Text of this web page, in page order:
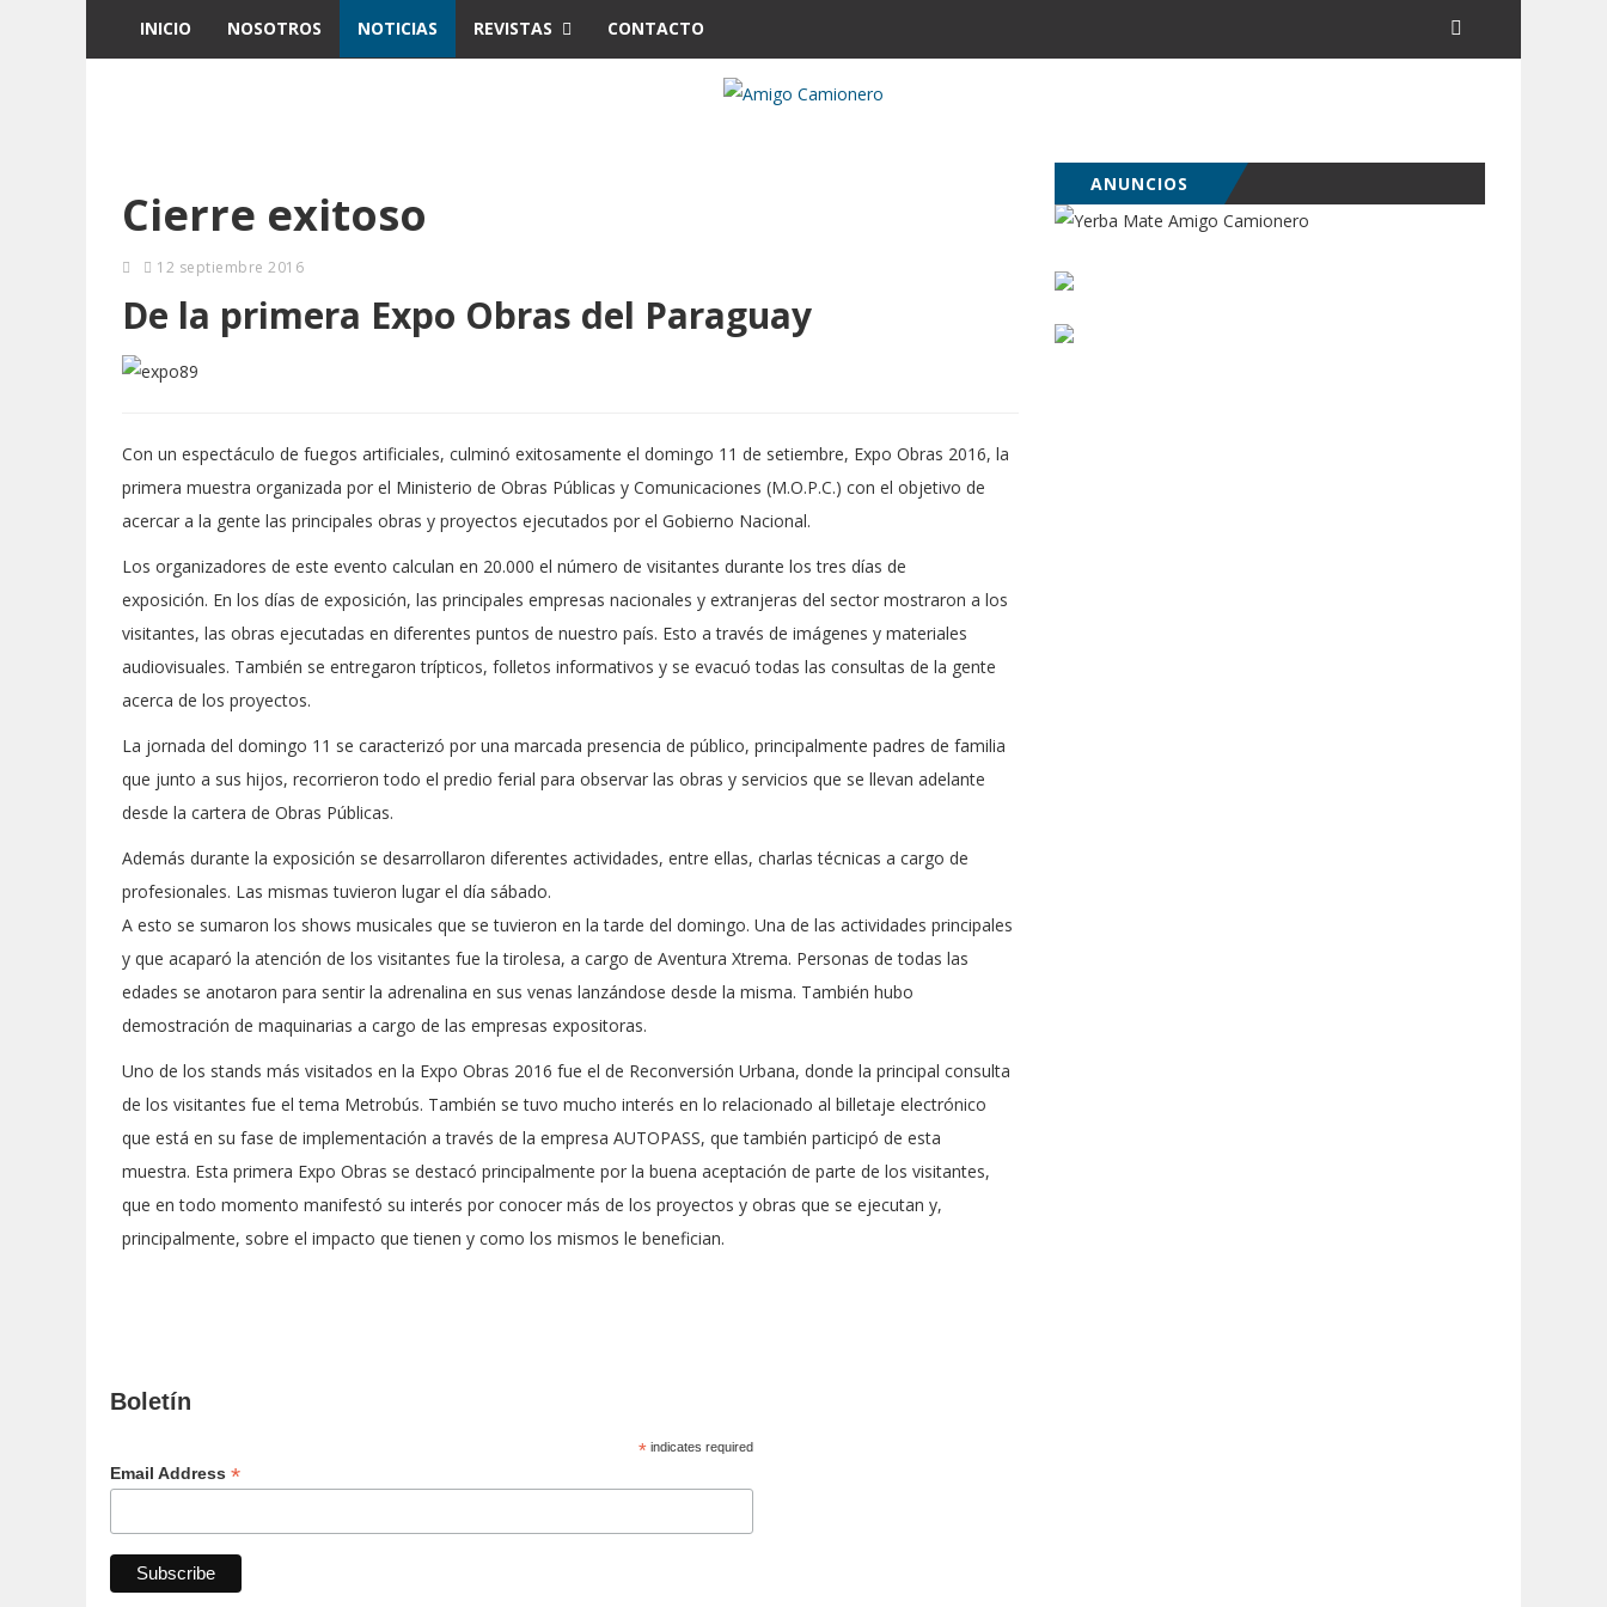
INICIO NOSOTROS NOTICIAS REVISTAS CONTACTO
Cierre exitoso
12 septiembre 2016
De la primera Expo Obras del Paraguay
Con un espectáculo de fuegos artificiales, culminó exitosamente el domingo 11 de setiembre, Expo Obras 2016, la
primera muestra organizada por el Ministerio de Obras Públicas y Comunicaciones (M.O.P.C.) con el objetivo de
acercar a la gente las principales obras y proyectos ejecutados por el Gobierno Nacional.
Los organizadores de este evento calculan en 20.000 el número de visitantes durante los tres días de
exposición. En los días de exposición, las principales empresas nacionales y extranjeras del sector mostraron a los
visitantes, las obras ejecutadas en diferentes puntos de nuestro país. Esto a través de imágenes y materiales
audiovisuales. También se entregaron trípticos, folletos informativos y se evacuó todas las consultas de la gente
acerca de los proyectos.
La jornada del domingo 11 se caracterizó por una marcada presencia de público, principalmente padres de familia
que junto a sus hijos, recorrieron todo el predio ferial para observar las obras y servicios que se llevan adelante
desde la cartera de Obras Públicas.
Además durante la exposición se desarrollaron diferentes actividades, entre ellas, charlas técnicas a cargo de
profesionales. Las mismas tuvieron lugar el día sábado.
A esto se sumaron los shows musicales que se tuvieron en la tarde del domingo. Una de las actividades principales
y que acaparó la atención de los visitantes fue la tirolesa, a cargo de Aventura Xtrema. Personas de todas las
edades se anotaron para sentir la adrenalina en sus venas lanzándose desde la misma. También hubo
demostración de maquinarias a cargo de las empresas expositoras.
Uno de los stands más visitados en la Expo Obras 2016 fue el de Reconversión Urbana, donde la principal consulta
de los visitantes fue el tema Metrobús. También se tuvo mucho interés en lo relacionado al billetaje electrónico
que está en su fase de implementación a través de la empresa AUTOPASS, que también participó de esta
muestra. Esta primera Expo Obras se destacó principalmente por la buena aceptación de parte de los visitantes,
que en todo momento manifestó su interés por conocer más de los proyectos y obras que se ejecutan y,
principalmente, sobre el impacto que tienen y como los mismos le benefician.
ANUNCIOS
Boletín
*indicates required
Email Address *